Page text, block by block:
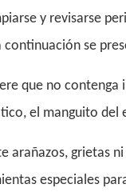
y revisarse
se
que no contenga
el manguito del
arañazos, grietas
especiales